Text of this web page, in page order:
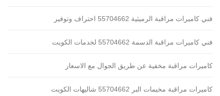
فني كاميرات مراقبة الرميثية 55704662 احتراف وتوفير
فني كاميرات مراقبة الدسمة 55704662 لخدمات الكويت
كاميرات مراقبة مخفية عن طريق الجوال مع الاسعار
كاميرات مراقبة مخيمات البر 55704662 شاليهات الكويت